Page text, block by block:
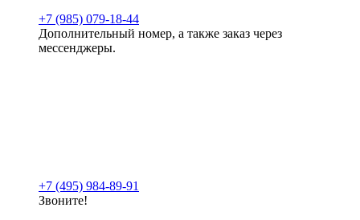
+7 (985) 079-18-44
Дополнительный номер, а также заказ через
мессенджеры.
+7 (495) 984-89-91
Звоните!